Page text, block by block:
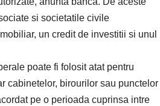
si societatile civile
un credit de investitii si unul
poate fi folosit atat pentru
cabinetelor, birourilor sau punctelor
pe o perioada cuprinsa intre